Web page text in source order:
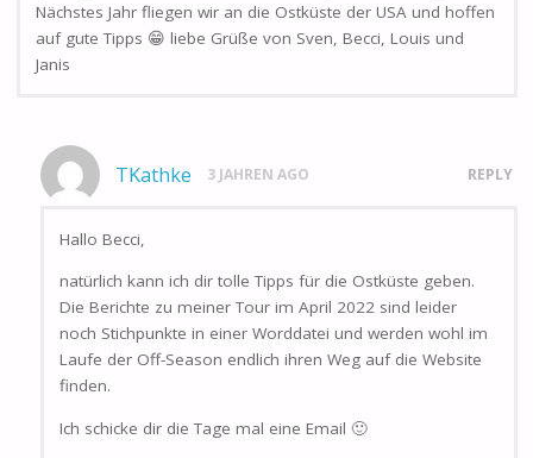
Nächstes Jahr fliegen wir an die Ostküste der USA und hoffen
auf gute Tipps 😁 liebe Grüße von Sven, Becci, Louis und
Janis
TKathke 3 JAHREN AGO REPLY
Hallo Becci,
natürlich kann ich dir tolle Tipps für die Ostküste geben.
Die Berichte zu meiner Tour im April 2022 sind leider
noch Stichpunkte in einer Worddatei und werden wohl im
Laufe der Off-Season endlich ihren Weg auf die Website
finden.
Ich schicke dir die Tage mal eine Email 🙂